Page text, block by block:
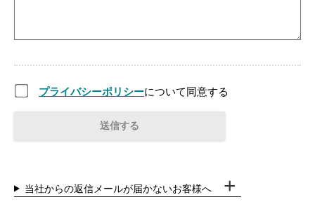
プライバシーポリシーについて同意する
当社からの返信メールが届かないお客様へ